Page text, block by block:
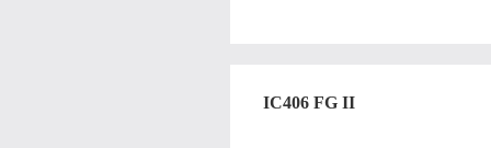
IC406 FG II